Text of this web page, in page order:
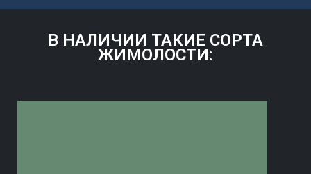
В НАЛИЧИИ ТАКИЕ СОРТА
ЖИМОЛОСТИ: